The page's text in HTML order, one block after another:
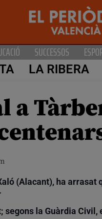
SUCCESSOS
LA RIBERA
a
(Alacant), ha arrasat
la Guàrdia Civil,